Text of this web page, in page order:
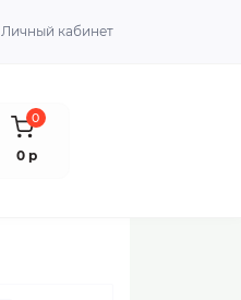
Личный кабинет
0
0 р